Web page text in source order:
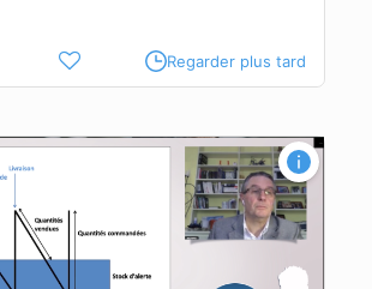
Regarder plus tard